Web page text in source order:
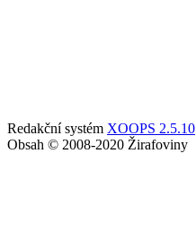
Redakční systém XOOPS 2.5.10
Obsah © 2008-2020 Žirafoviny